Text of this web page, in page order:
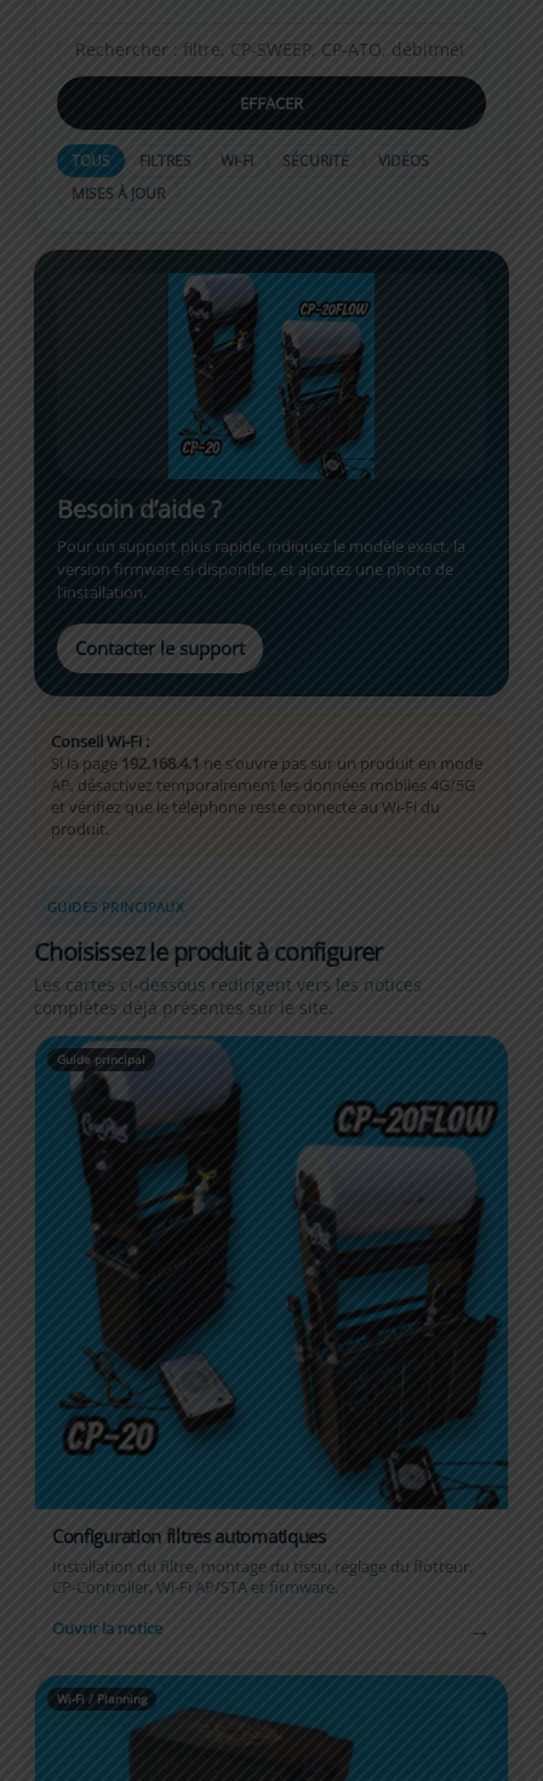
EFFACER
TOUS FILTRES WI-FI SÉCURITÉ
VIDÉOS
MISES À JOUR
Besoin d’aide ?
Pour un support plus rapide, indiquez le modèle exact, la
version firmware si disponible, et ajoutez une photo de
l’installation.
Contacter le support
Conseil Wi-Fi :
Si la page 192.168.4.1 ne s’ouvre pas sur un produit en mode
AP, désactivez temporairement les données mobiles 4G/5G
et vérifiez que le téléphone reste connecté au Wi-Fi du
produit.
GUIDES PRINCIPAUX
Choisissez le produit à configurer
Les cartes ci-dessous redirigent vers les notices
complètes déjà présentes sur le site.
Guide principal
Configuration filtres automatiques
Installation du filtre, montage du tissu, réglage du flotteur,
CP-Controller, Wi-Fi AP/STA et firmware.
Ouvrir la notice →
Wi-Fi / Planning